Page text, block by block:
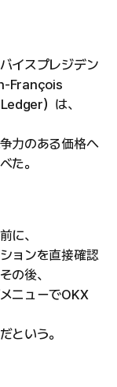
イスプレジデン
François
）は、
力のある価格へ
た。
に、
ョンを直接確認
の後、
ニューでOKX
という。